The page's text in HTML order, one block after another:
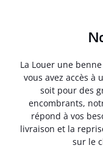
La Louer une
vous avez accès à
soit pour des
encombrants,
répond à vos
livraison et la
sur le